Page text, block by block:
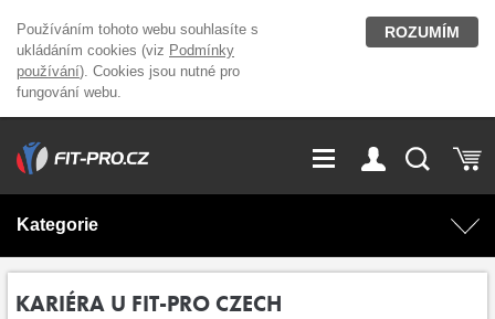
Používáním tohoto webu souhlasíte s
ukládáním cookies (viz Podmínky
používání). Cookies jsou nutné pro
fungování webu.
ROZUMÍM
GDPR
Přihlášení
Kategorie
KARIÉRA U FIT-PRO CZECH